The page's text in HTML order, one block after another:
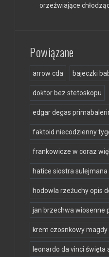
orzeźwiające
Powiązane
arrow cda bajeczki
doktor bez stetoskopu
edgar degas
faktoid niecodzienny
frankowicze w coraz
hatice siostra sulejmana
hodowla rzeżuchy opis
jan brzechwa wiosenne
krem czosnkowy magdy
leonardo da vinci